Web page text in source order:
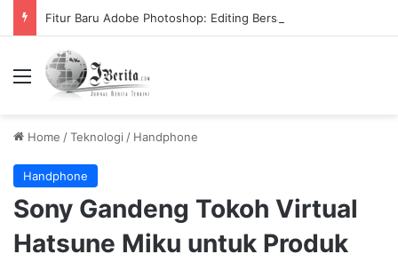
Menu
Home /Teknologi / Handphone
Handphone
Sony Gandeng Tokoh Virtual
Hatsune Miku untuk Produk